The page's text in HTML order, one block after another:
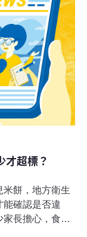
才超標？
米餅，地方衛生
能確認是否違
長擔心，食藥